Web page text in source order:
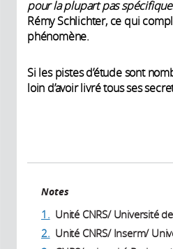
pour la plupart pas
Rémy Schlichter, ce qui
phénomène.
Si les pistes d’étude sont
loin d’avoir livré tous ses
Notes
1. Unité CNRS/ Université
2. Unité CNRS/ Inserm/